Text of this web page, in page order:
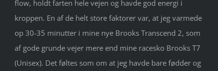
flow, holdt farten hele vejen og havde god energi i
kroppen. En af de helt store faktorer var, at jeg varmede
op 30-35 minutter i mine nye Brooks Transcend 2, som
af gode grunde vejer mere end mine racesko Brooks T7
(Unisex). Det føltes som om at jeg havde bare fødder og